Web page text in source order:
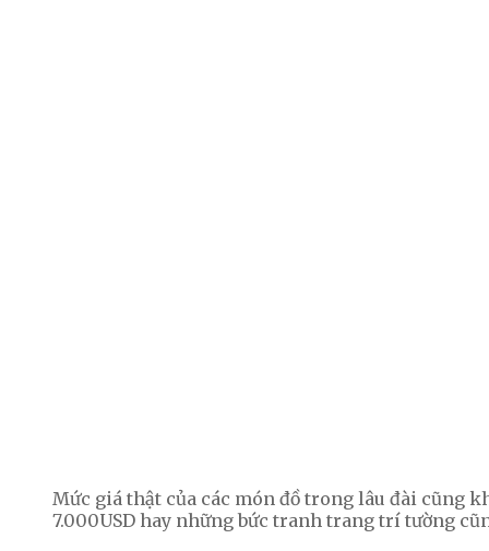
Mức giá thật của các món đồ trong lâu đài cũng
7.000USD hay những bức tranh trang trí tường